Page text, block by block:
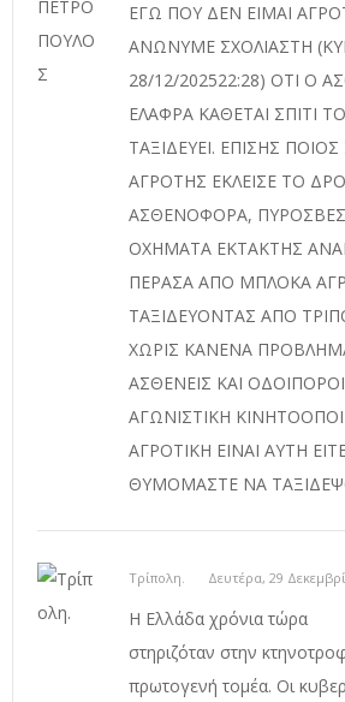
ΕΓΩ ΠΟΥ ΔΕΝ ΕΙΜΑΙ
ΑΝΩΝΥΜΕ ΣΧΟΛΙΑΣΤΗ
28/12/202522:28) ΟΤΙ Ο
ΕΛΑΦΡΑ ΚΑΘΕΤΑΙ ΣΠΙΤΙ
ΤΑΞΙΔΕΥΕΙ. ΕΠΙΣΗΣ
ΑΓΡΟΤΗΣ ΕΚΛΕΙΣΕ ΤΟ
ΑΣΘΕΝΟΦΟΡΑ,
ΟΧΗΜΑΤΑ ΕΚΤΑΚΤΗΣ
ΠΕΡΑΣΑ ΑΠΟ ΜΠΛΟΚΑ
ΤΑΞΙΔΕΥΟΝΤΑΣ ΑΠΟ
ΧΩΡΙΣ ΚΑΝΕΝΑ
ΑΣΘΕΝΕΙΣ ΚΑΙ
ΑΓΩΝΙΣΤΙΚΗ
ΑΓΡΟΤΙΚΗ ΕΙΝΑΙ ΑΥΤΗ
ΘΥΜΟΜΑΣΤΕ ΝΑ
Τρίπολη.
Δευτέρα, 29
Η Ελλάδα χρόνια τώρα
στηριζόταν στην
πρωτογενή τομέα. Οι